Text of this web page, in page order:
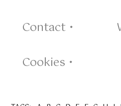
Contact •
Cookies •